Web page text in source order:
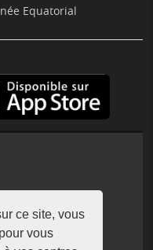
ce site, vous
vous
Equatorial